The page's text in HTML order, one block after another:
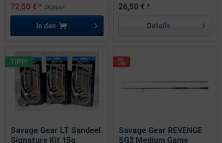
79,99 € *
72,50 € *
In den
26,50 € *
Details
TIPP!
Savage Gear LT Sandeel
Signature Kit 15g
Savage Gear REVENGE
SG2 Medium Game